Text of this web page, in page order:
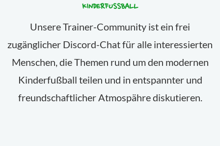
KINDERFUSSBALL
Unsere Trainer-Community ist ein frei
zugänglicher Discord-Chat für alle interessierten
Menschen, die Themen rund um den modernen
Kinderfußball teilen und in entspannter und
freundschaftlicher Atmospähre diskutieren.